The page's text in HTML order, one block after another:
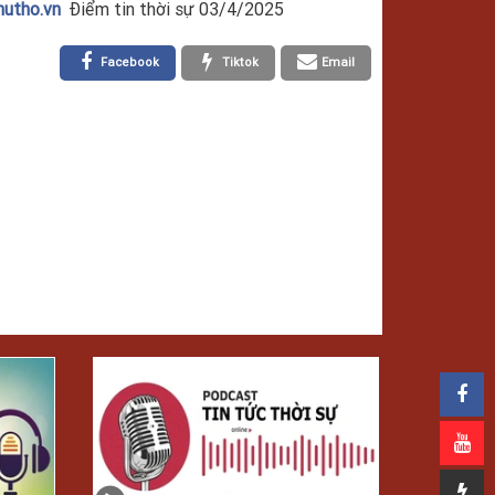
Điểm tin thời sự 03/4/2025
Email
Tiktok
Facebook